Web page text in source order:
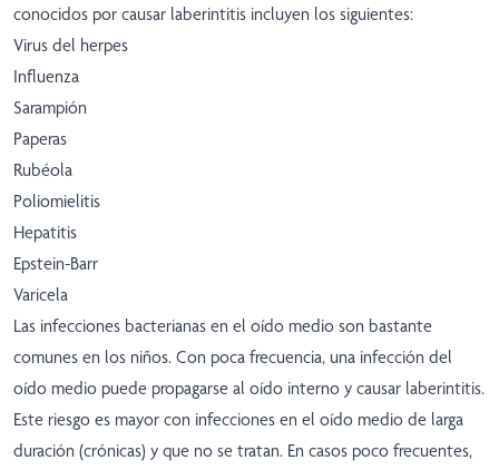
conocidos por causar laberintitis incluyen los siguientes:
Virus del herpes
Influenza
Sarampión
Paperas
Rubéola
Poliomielitis
Hepatitis
Epstein-Barr
Varicela
Las infecciones bacterianas en el oído medio son bastante
comunes en los niños. Con poca frecuencia, una infección del
oído medio puede propagarse al oído interno y causar laberintitis.
Este riesgo es mayor con infecciones en el oído medio de larga
duración (crónicas) y que no se tratan. En casos poco frecuentes,